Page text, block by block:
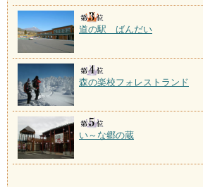
道の駅 ばんだい
森の楽校フォレストランド
い～な郷の蔵